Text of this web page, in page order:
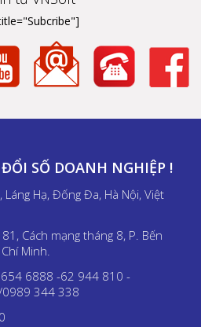
SỐ DOANH NGHIỆP !
Hạ, Đống Đa, Hà Nội, Việt
Cách mạng tháng 8, P. Bến
Minh.
6888 -62 944 810 -
344 338